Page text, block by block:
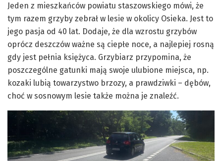
Jeden z mieszkańców powiatu staszowskiego mówi, że
tym razem grzyby zebrał w lesie w okolicy Osieka. Jest to
jego pasja od 40 lat. Dodaje, że dla wzrostu grzybów
oprócz deszczów ważne są ciepłe noce, a najlepiej rosną
gdy jest pełnia księżyca. Grzybiarz przypomina, że
poszczególne gatunki mają swoje ulubione miejsca, np.
kozaki lubią towarzystwo brzozy, a prawdziwki – dębów,
choć w sosnowym lesie także można je znaleźć.